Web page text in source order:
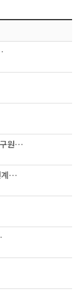
원…
계…